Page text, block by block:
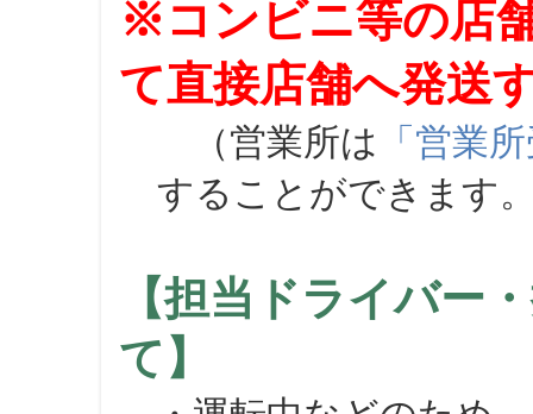
※コンビニ等の店
て直接店舗へ発送
（営業所は 「営業
することができます
【担当ドライバー
て】